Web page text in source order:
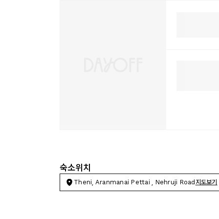
숙소위치
Theni, Aranmanai Pettai , Nehruji Road 지도보기